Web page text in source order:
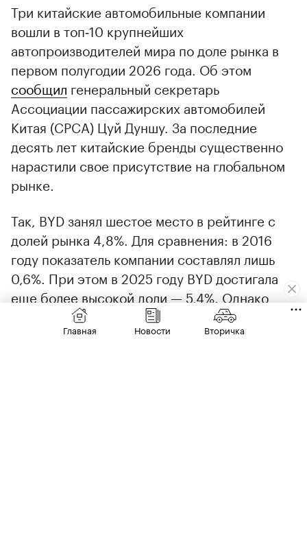
Три китайские автомобильные компании
вошли в топ‑10 крупнейших
автопроизводителей мира по доле рынка в
первом полугодии 2026 года. Об этом
сообщил генеральный секретарь
Ассоциации пассажирских автомобилей
Китая (CPCA) Цуй Дуншу. За последние
десять лет китайские бренды существенно
нарастили свое присутствие на глобальном
рынке.
Так, BYD занял шестое место в рейтинге с
долей рынка 4,8%. Для сравнения: в 2016
году показатель компании составлял лишь
0,6%. При этом в 2025 году BYD достигала
еще более высокой доли — 5,4%. Однако
первое полугодие 2026 года оказалось для
компании непростым: продажи на
Главная Новости Вторичка